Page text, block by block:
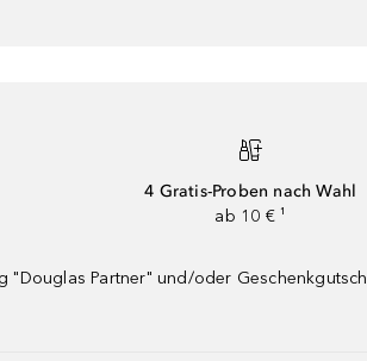
4 Gratis-Proben nach Wahl
ab 10 € ¹
Partner" und/oder